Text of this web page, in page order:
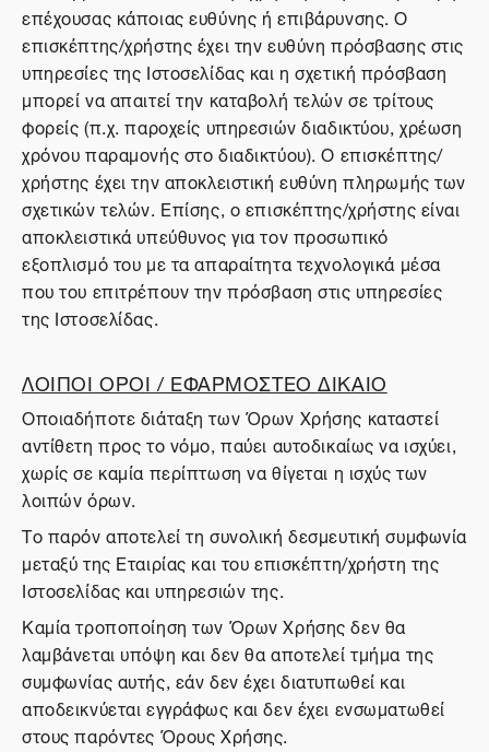
επέχουσας κάποιας ευθύνης ή επιβάρυνσης. Ο
επισκέπτης/χρήστης έχει την ευθύνη πρόσβασης στις
υπηρεσίες της Ιστοσελίδας και η σχετική πρόσβαση
μπορεί να απαιτεί την καταβολή τελών σε τρίτους
φορείς (π.χ. παροχείς υπηρεσιών διαδικτύου, χρέωση
χρόνου παραμονής στο διαδικτύου). Ο επισκέπτης/
χρήστης έχει την αποκλειστική ευθύνη πληρωμής των
σχετικών τελών. Επίσης, ο επισκέπτης/χρήστης είναι
αποκλειστικά υπεύθυνος για τον προσωπικό
εξοπλισμό του με τα απαραίτητα τεχνολογικά μέσα
που του επιτρέπουν την πρόσβαση στις υπηρεσίες
της Ιστοσελίδας.
ΛΟΙΠΟΙ ΟΡΟΙ / ΕΦΑΡΜΟΣΤΕΟ ΔΙΚΑΙΟ
Οποιαδήποτε διάταξη των Όρων Χρήσης καταστεί
αντίθετη προς το νόμο, παύει αυτοδικαίως να ισχύει,
χωρίς σε καμία περίπτωση να θίγεται η ισχύς των
λοιπών όρων.
Το παρόν αποτελεί τη συνολική δεσμευτική συμφωνία
μεταξύ της Εταιρίας και του επισκέπτη/χρήστη της
Ιστοσελίδας και υπηρεσιών της.
Καμία τροποποίηση των Όρων Χρήσης δεν θα
λαμβάνεται υπόψη και δεν θα αποτελεί τμήμα της
συμφωνίας αυτής, εάν δεν έχει διατυπωθεί και
αποδεικνύεται εγγράφως και δεν έχει ενσωματωθεί
στους παρόντες Όρους Χρήσης.